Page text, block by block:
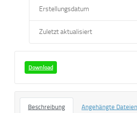
Erstellungsdatum
Zuletzt aktualisiert
Download
Beschreibung Angehängte Dateien